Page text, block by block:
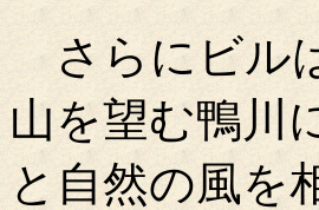
さらにビル
山を望む鴨川
と自然の風を